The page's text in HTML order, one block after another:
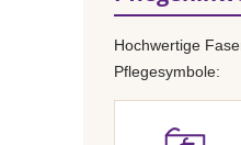
Hochwertige
Pflegesymbole: